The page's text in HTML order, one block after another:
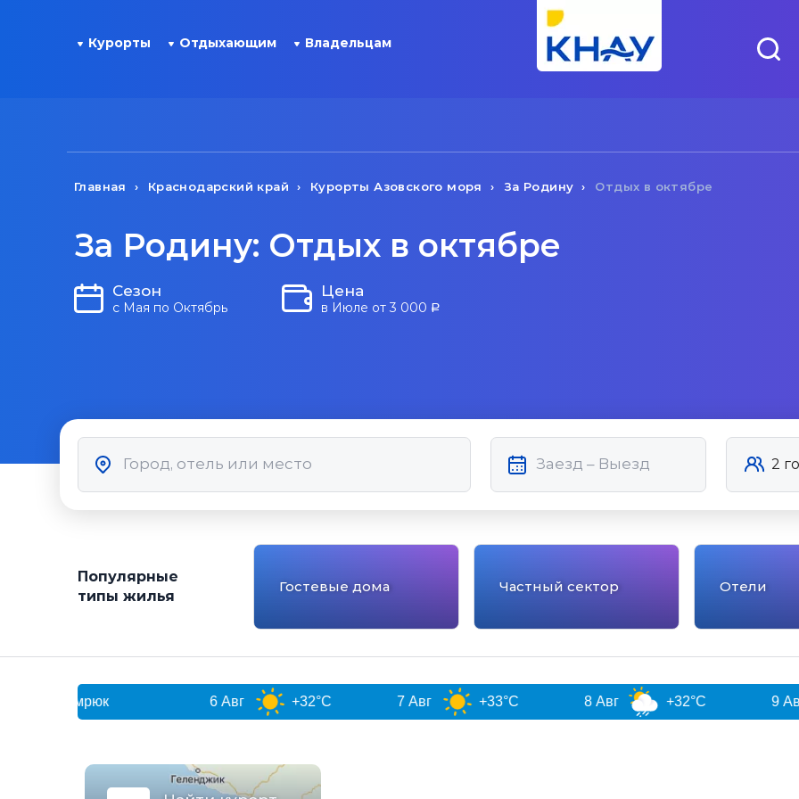
Курорты Отдыхающим Владельцам
Главная Краснодарский край Курорты Азовского моря За Родину Отдых в октябре
За Родину: Отдых в октябре
Сезон
с Мая по Октябрь
Цена
в Июле от 3 000 a
Популярные
типы жилья
Гостевые дома Частный сектор Отели
+32°C +33°C +32°C